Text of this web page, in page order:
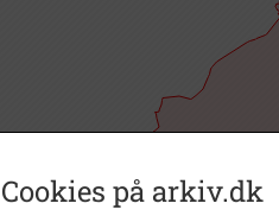
Cookies på arkiv.dk